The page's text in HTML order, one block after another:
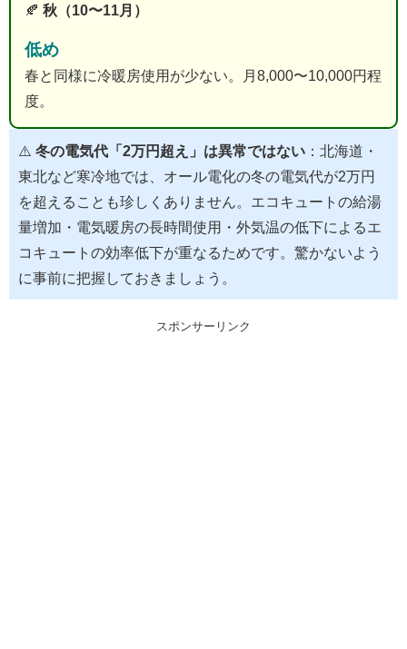
🍂 秋（10〜11月）
低め
春と同様に冷暖房使用が少ない。月8,000〜10,000円程
度。
⚠️ 冬の電気代「2万円超え」は異常ではない ：北海道・
東北など寒冷地では、オール電化の冬の電気代が2万円
を超えることも珍しくありません。エコキュートの給湯
量増加・電気暖房の長時間使用・外気温の低下によるエ
コキュートの効率低下が重なるためです。驚かないよう
に事前に把握しておきましょう。
スポンサーリンク